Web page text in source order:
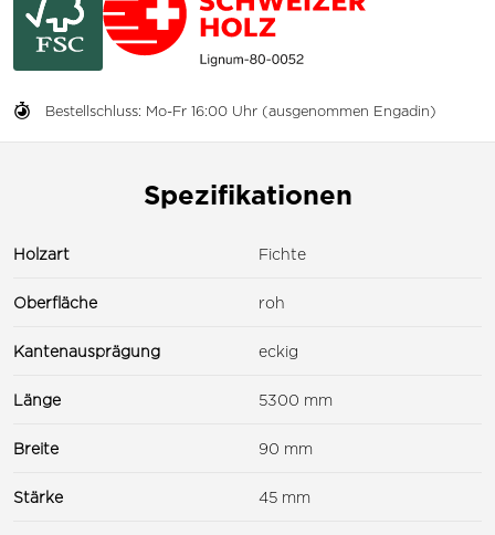
Bestellschluss: Mo-Fr 16:00 Uhr (ausgenommen Engadin)
Spezifikationen
Holzart Fichte
Oberfläche roh
Kantenausprägung eckig
Länge 5300 mm
Breite 90 mm
Stärke 45 mm